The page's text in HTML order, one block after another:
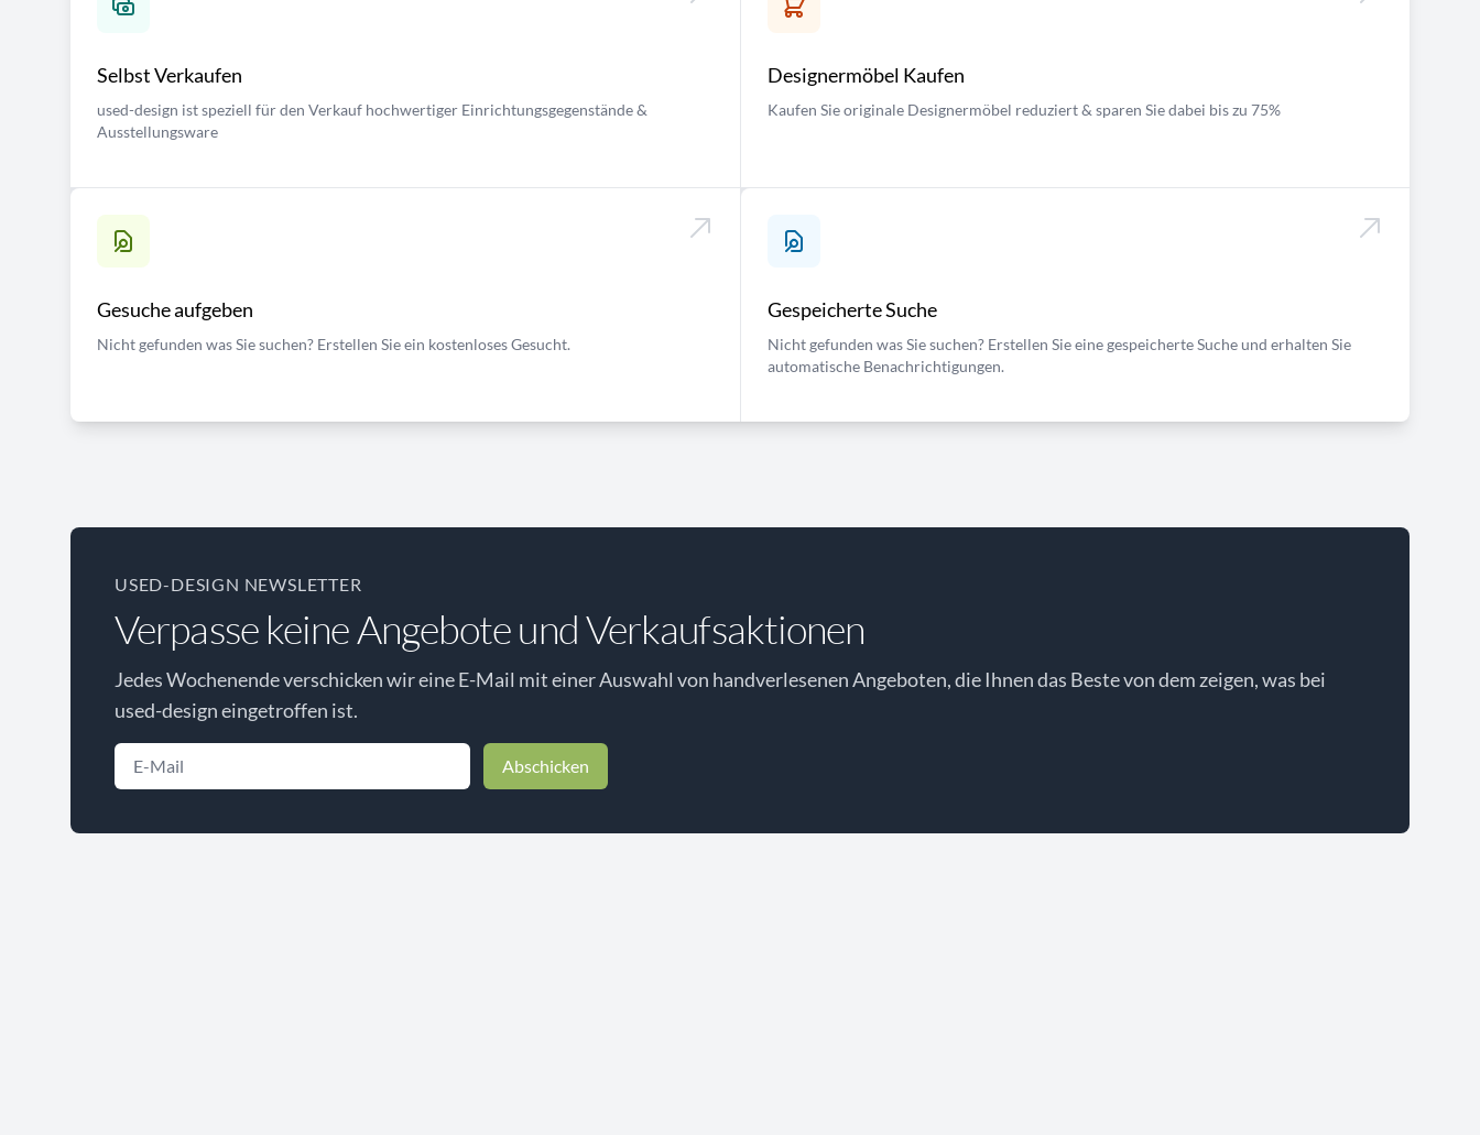
Selbst Verkaufen
used-design ist speziell für den Verkauf hochwertiger Einrichtungsgegenstände &
Ausstellungsware
Designermöbel Kaufen
Kaufen Sie originale Designermöbel reduziert & sparen Sie dabei bis zu 75%
Gesuche aufgeben
Nicht gefunden was Sie suchen? Erstellen Sie ein kostenloses Gesucht.
Gespeicherte Suche
Nicht gefunden was Sie suchen? Erstellen Sie eine gespeicherte Suche und erhalten Sie
automatische Benachrichtigungen.
USED-DESIGN NEWSLETTER
Verpasse keine Angebote und Verkaufsaktionen
Jedes Wochenende verschicken wir eine E-Mail mit einer Auswahl von handverlesenen Angeboten, die Ihnen das Beste von dem zeigen, was bei
used-design eingetroffen ist.
Abschicken